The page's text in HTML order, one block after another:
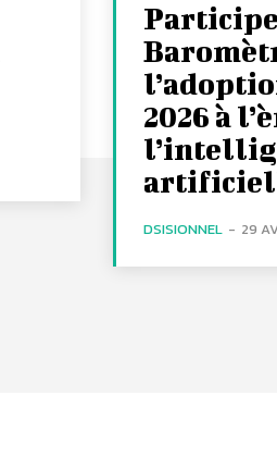
2026 à
DSISIONNEL - 29